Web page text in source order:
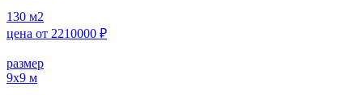
130 м2
цена от 2210000 ₽
размер
9х9 м